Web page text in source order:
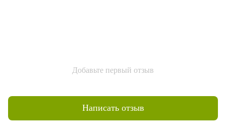
Добавьте первый отзыв
Написать отзыв